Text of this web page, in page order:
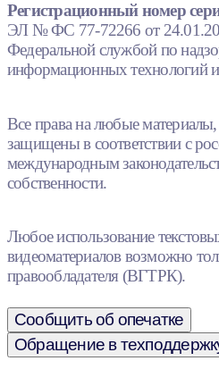
Регистрационный номер
ЭЛ № ФС 77-72266 от
Федеральной службой по
информационных технологий
Все права на любые
защищены в соответствии с
международным
собственности.
Любое использование
видеоматериалов возможно
правообладателя (ВГТРК).
Сообщить об опечатке
Обращение в